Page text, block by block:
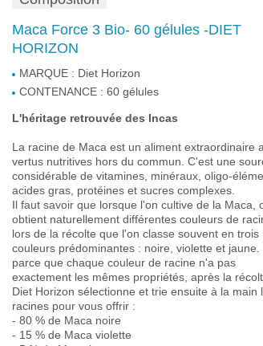
Maca Force 3 Bio- 60 gélules -DIET
HORIZON
MARQUE : Diet Horizon
CONTENANCE : 60 gélules
L'héritage retrouvée des Incas
La racine de Maca est un aliment extraordinaire
vertus nutritives hors du commun. C'est une
considérable de vitamines, minéraux, oligo-
acides gras, protéines et sucres complexes.
Il faut savoir que lorsque l'on cultive de la Maca,
obtient naturellement différentes couleurs de
lors de la récolte que l'on classe souvent en trois
couleurs prédominantes : noire, violette et jaune.
parce que chaque couleur de racine n'a pas
exactement les mêmes propriétés, après la
Diet Horizon sélectionne et trie ensuite à la main
racines pour vous offrir :
- 80 % de Maca noire
- 15 % de Maca violette